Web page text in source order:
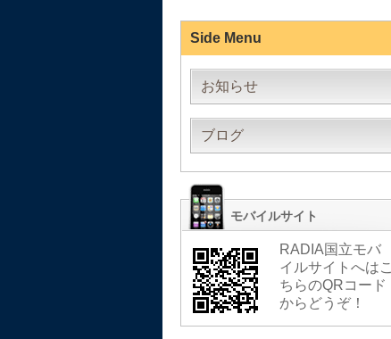
Side Menu
お知らせ
ブログ
モバイルサイト
RADIA国立モバ
イルサイトへはこ
ちらのQRコード
からどうぞ！